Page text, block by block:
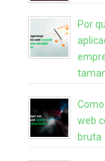
Por
web
bruta